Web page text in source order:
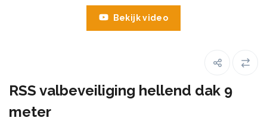
Bekijk video
RSS valbeveiliging hellend dak 9
meter